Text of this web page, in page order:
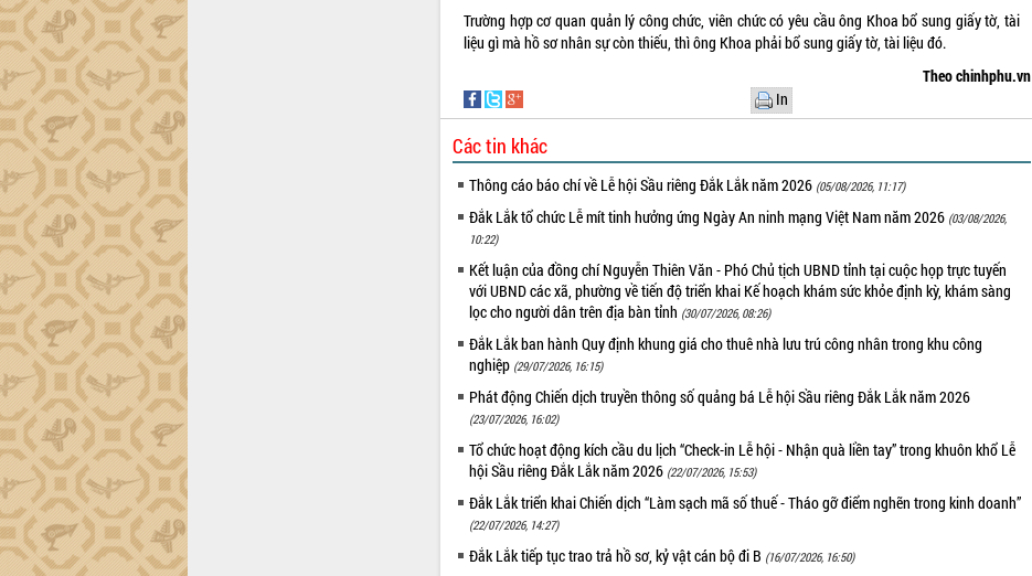
Trường hợp cơ quan quản lý công chức, viên chức có yêu cầu ông Khoa bổ sung giấy tờ, tài
liệu gì mà hồ sơ nhân sự còn thiếu, thì ông Khoa phải bổ sung giấy tờ, tài liệu đó.
Theo chinhphu.vn
In
Các tin khác
Thông cáo báo chí về Lễ hội Sầu riêng Đắk Lắk năm 2026 (05/08/2026, 11:17)
Đắk Lắk tổ chức Lễ mít tinh hưởng ứng Ngày An ninh mạng Việt Nam năm 2026 (03/08/2026,
10:22)
Kết luận của đồng chí Nguyễn Thiên Văn - Phó Chủ tịch UBND tỉnh tại cuộc họp trực tuyến
với UBND các xã, phường về tiến độ triển khai Kế hoạch khám sức khỏe định kỳ, khám sàng
lọc cho người dân trên địa bàn tỉnh (30/07/2026, 08:26)
Đắk Lắk ban hành Quy định khung giá cho thuê nhà lưu trú công nhân trong khu công
nghiệp (29/07/2026, 16:15)
Phát động Chiến dịch truyền thông số quảng bá Lễ hội Sầu riêng Đắk Lắk năm 2026
(23/07/2026, 16:02)
Tổ chức hoạt động kích cầu du lịch “Check-in Lễ hội - Nhận quà liền tay” trong khuôn khổ Lễ
hội Sầu riêng Đắk Lắk năm 2026 (22/07/2026, 15:53)
Đắk Lắk triển khai Chiến dịch “Làm sạch mã số thuế - Tháo gỡ điểm nghẽn trong kinh doanh”
(22/07/2026, 14:27)
Đắk Lắk tiếp tục trao trả hồ sơ, kỷ vật cán bộ đi B (16/07/2026, 16:50)